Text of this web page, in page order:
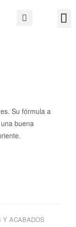
Su fórmula a
buena
Y ACABADOS